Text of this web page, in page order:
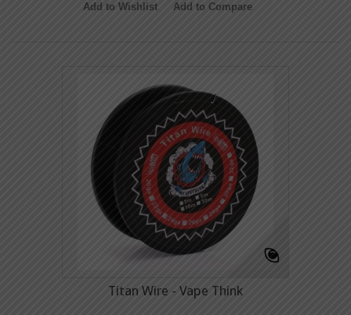
Add to Wishlist Add to Compare
Titan Wire - Vape Think